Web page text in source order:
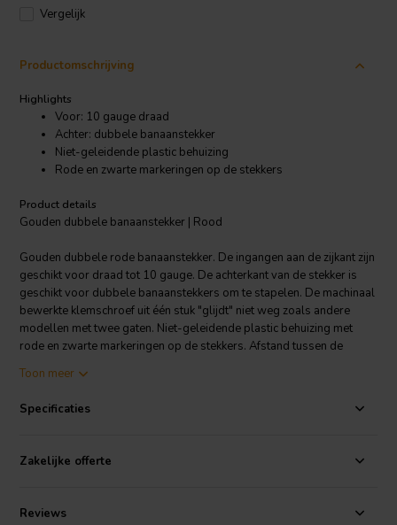
Vergelijk
Productomschrijving
Highlights
Voor: 10 gauge draad
Achter: dubbele banaanstekker
Niet-geleidende plastic behuizing
Rode en zwarte markeringen op de stekkers
Product details
Gouden dubbele banaanstekker | Rood
Gouden dubbele rode banaanstekker. De ingangen aan de zijkant zijn
geschikt voor draad tot 10 gauge. De achterkant van de stekker is
geschikt voor dubbele banaanstekkers om te stapelen. De machinaal
bewerkte klemschroef uit één stuk "glijdt" niet weg zoals andere
modellen met twee gaten. Niet-geleidende plastic behuizing met
rode en zwarte markeringen op de stekkers. Afstand tussen de
31,75 mm (B).
Toon meer
Specificaties
Zakelijke offerte
Reviews